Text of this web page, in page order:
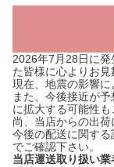
2026年7月28日に
た皆様に心よりお見
現在、地震の影響に
また、今後接近が
に拡大する可能性も
尚、当店からの出荷
今後の配送に関す
でご確認下さい。
当店運送取り扱い業